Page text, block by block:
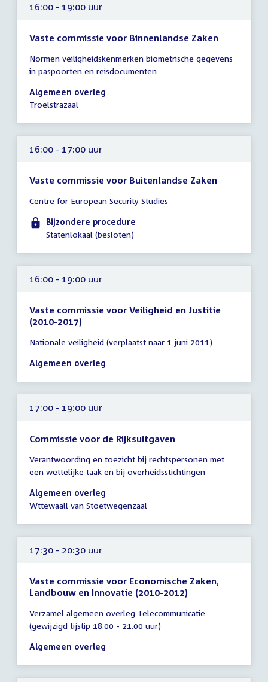
16:00 - 19:00 uur
Vaste commissie voor Binnenlandse Zaken
vergadering
16:00
-
19:00
Normen veiligheidskenmerken biometrische gegevens
in paspoorten en reisdocumenten
Algemeen overleg
Troelstrazaal
16:00 - 17:00 uur
Vaste commissie voor Buitenlandse Zaken
vergadering
16:00
-
uur
Centre for European Security Studies
Bijzondere procedure
Statenlokaal (besloten)
16:00 - 19:00 uur
Vaste commissie voor Veiligheid en Justitie
(2010-2017)
vergadering
16:00
19:00
uur
Nationale veiligheid (verplaatst naar 1 juni 2011)
Algemeen overleg
17:00 - 19:00 uur
Commissie voor de Rijksuitgaven
vergadering
17:00
-
19:00
Verantwoording en toezicht bij rechtspersonen met
een wettelijke taak en bij overheidsstichtingen
Algemeen overleg
Wttewaall van Stoetwegenzaal
17:30 - 20:30 uur
Vaste commissie voor Economische Zaken,
Landbouw en Innovatie (2010-2012)
vergadering
17:30
-
uur
Verzamel algemeen overleg Telecommunicatie
(gewijzigd tijstip 18.00 - 21.00 uur)
Algemeen overleg